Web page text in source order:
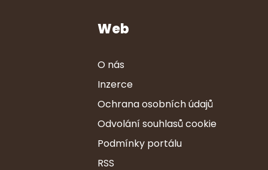
Web
O nás
Inzerce
Ochrana osobních údajů
Odvolání souhlasů cookie
Podmínky portálu
RSS